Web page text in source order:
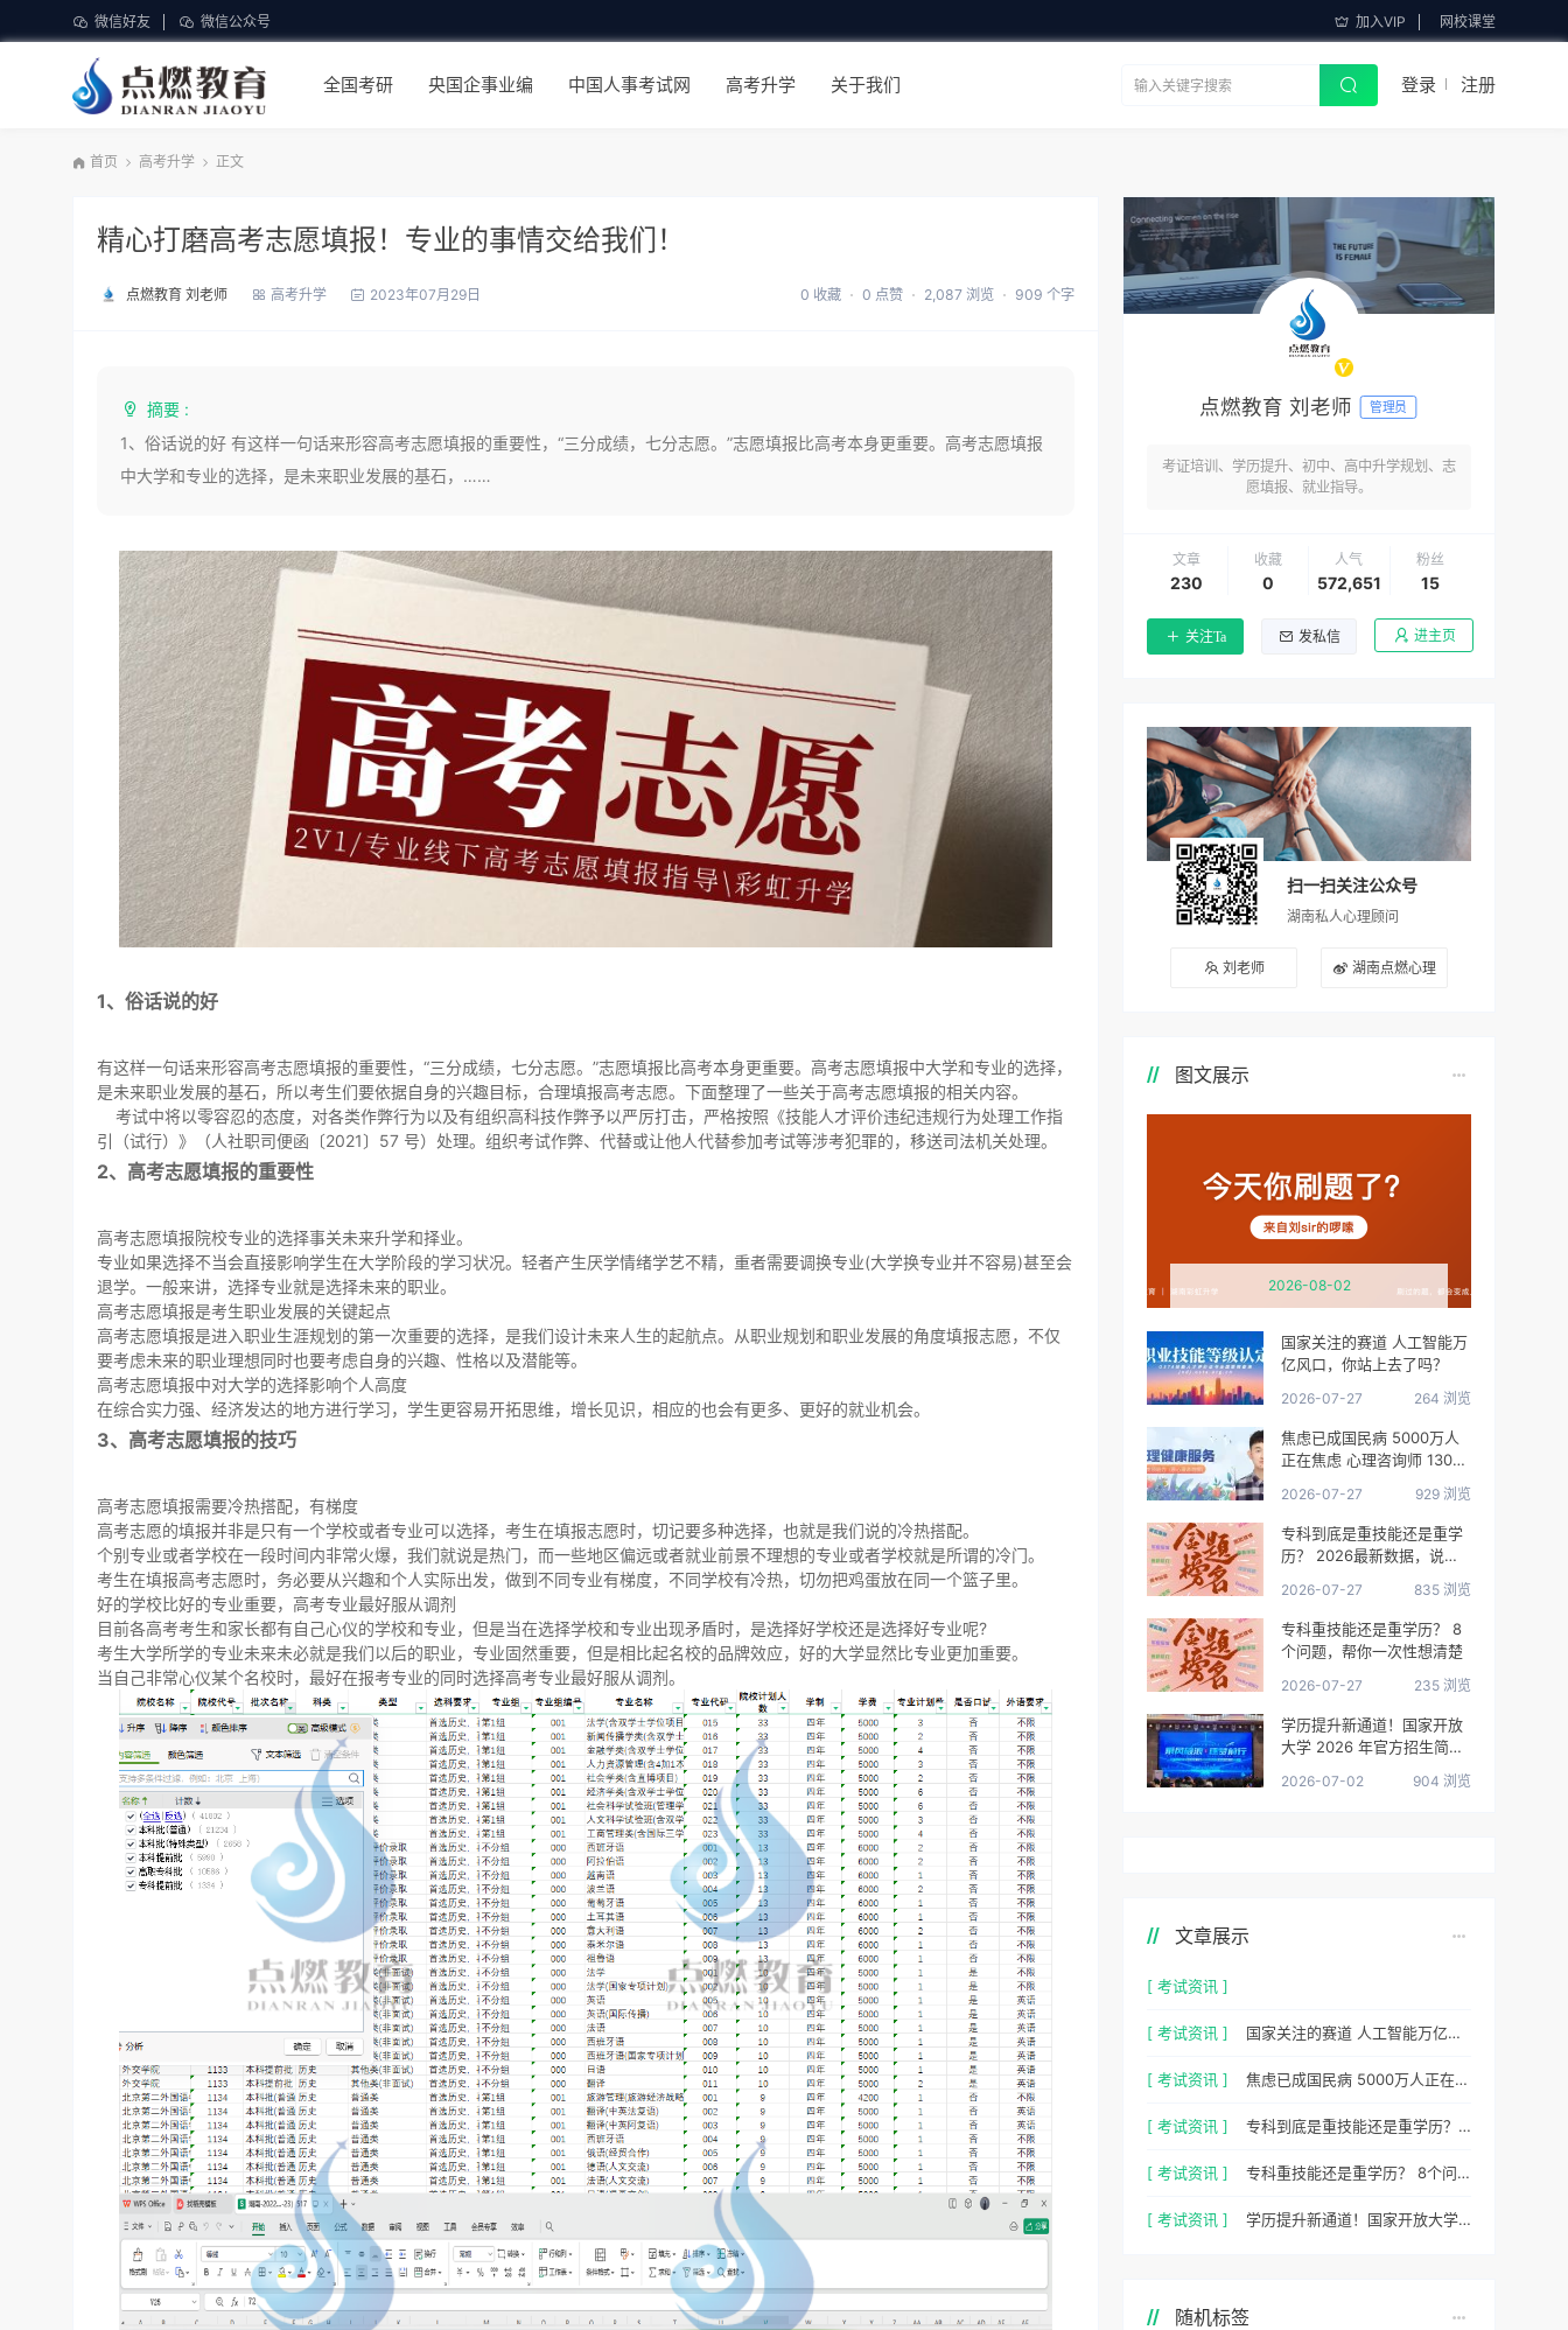
微信好友 微信公众号 加入VIP 网校课堂
全国考研 央国企事业编 中国人事考试网 高考升学 关于我们 登录 注册
首页 高考升学 正文
精心打磨高考志愿填报！专业的事情交给我们！
点燃教育 刘老师 高考升学 2023年07月29日 0 收藏 0 点赞 2,087 浏览 909 个字
摘要 :
1、俗话说的好 有这样一句话来形容高考志愿填报的重要性，“三分成绩，七分志愿。”志愿填报比高考本身更重要。高考志愿填报
中大学和专业的选择，是未来职业发展的基石，……
1、俗话说的好
有这样一句话来形容高考志愿填报的重要性，“三分成绩，七分志愿。”志愿填报比高考本身更重要。高考志愿填报中大学和专业的选择，
是未来职业发展的基石，所以考生们要依据自身的兴趣目标，合理填报高考志愿。下面整理了一些关于高考志愿填报的相关内容。
考试中将以零容忍的态度，对各类作弊行为以及有组织高科技作弊予以严厉打击，严格按照《技能人才评价违纪违规行为处理工作指
引（试行）》（人社职司便函〔2021〕57 号）处理。组织考试作弊、代替或让他人代替参加考试等涉考犯罪的，移送司法机关处理。
2、高考志愿填报的重要性
高考志愿填报院校专业的选择事关未来升学和择业。
专业如果选择不当会直接影响学生在大学阶段的学习状况。轻者产生厌学情绪学艺不精，重者需要调换专业(大学换专业并不容易)甚至会
退学。一般来讲，选择专业就是选择未来的职业。
高考志愿填报是考生职业发展的关键起点
高考志愿填报是进入职业生涯规划的第一次重要的选择，是我们设计未来人生的起航点。从职业规划和职业发展的角度填报志愿，不仅
要考虑未来的职业理想同时也要考虑自身的兴趣、性格以及潜能等。
高考志愿填报中对大学的选择影响个人高度
在综合实力强、经济发达的地方进行学习，学生更容易开拓思维，增长见识，相应的也会有更多、更好的就业机会。
3、高考志愿填报的技巧
高考志愿填报需要冷热搭配，有梯度
高考志愿的填报并非是只有一个学校或者专业可以选择，考生在填报志愿时，切记要多种选择，也就是我们说的冷热搭配。
个别专业或者学校在一段时间内非常火爆，我们就说是热门，而一些地区偏远或者就业前景不理想的专业或者学校就是所谓的冷门。
考生在填报高考志愿时，务必要从兴趣和个人实际出发，做到不同专业有梯度，不同学校有冷热，切勿把鸡蛋放在同一个篮子里。
好的学校比好的专业重要，高考专业最好服从调剂
目前各高考考生和家长都有自己心仪的学校和专业，但是当在选择学校和专业出现矛盾时，是选择好学校还是选择好专业呢?
考生大学所学的专业未来未必就是我们以后的职业，专业固然重要，但是相比起名校的品牌效应，好的大学显然比专业更加重要。
当自己非常心仪某个名校时，最好在报考专业的同时选择高考专业最好服从调剂。
点燃教育 刘老师 管理员
考证培训、学历提升、初中、高中升学规划、志
愿填报、就业指导。
文章
230
收藏
0
人气
572,651
粉丝
15
关注Ta 发私信 进主页
扫一扫关注公众号
湖南私人心理顾问
刘老师 湖南点燃心理
图文展示
2026-08-02
国家关注的赛道 人工智能万
亿风口，你站上去了吗？
2026-07-27 264 浏览
焦虑已成国民病 5000万人
正在焦虑 心理咨询师 130万
2026-07-27 929 浏览
专科到底是重技能还是重学
历？ 2026最新数据，说得
2026-07-27 835 浏览
专科重技能还是重学历？ 8
个问题，帮你一次性想清楚
2026-07-27 235 浏览
学历提升新通道！国家开放
大学 2026 年官方招生简章
2026-07-02 904 浏览
文章展示
[ 考试资讯 ]
[ 考试资讯 ] 国家关注的赛道 人工智能万亿风口，你站上去了吗？
[ 考试资讯 ] 焦虑已成国民病 5000万人正在焦虑 心理咨询师 130万缺口等你填
[ 考试资讯 ] 专科到底是重技能还是重学历？ 2026最新数据，说得很清楚了
[ 考试资讯 ] 专科重技能还是重学历？ 8个问题，帮你一次性想清楚
[ 考试资讯 ] 学历提升新通道！国家开放大学 2026 年官方招生简章正式出炉
随机标签